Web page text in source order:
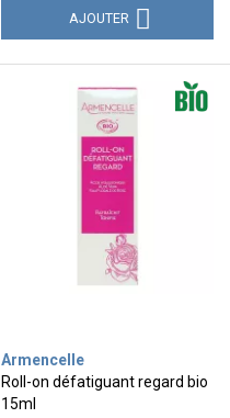
AJOUTER
Armencelle
Roll-on défatiguant regard bio
15ml